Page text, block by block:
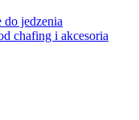
jedzenia
chafing i akcesoria